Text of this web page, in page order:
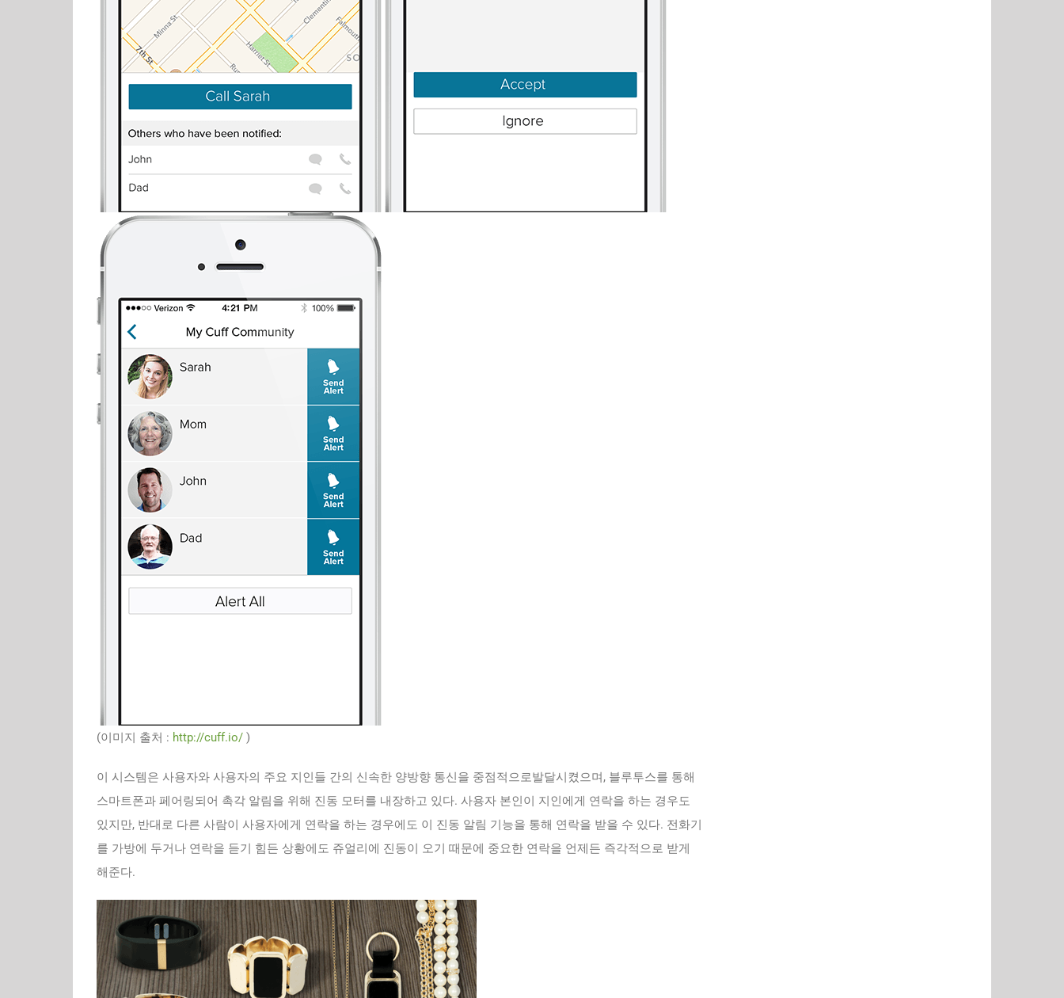
(이미지 출처 : http://cuff.io/ )
이 시스템은 사용자와 사용자의 주요 지인들 간의 신속한 양방향 통신을 중점적으로발달시켰으며, 블루투스를 통해
스마트폰과 페어링되어 촉각 알림을 위해 진동 모터를 내장하고 있다. 사용자 본인이 지인에게 연락을 하는 경우도
있지만, 반대로 다른 사람이 사용자에게 연락을 하는 경우에도 이 진동 알림 기능을 통해 연락을 받을 수 있다. 전화기
를 가방에 두거나 연락을 듣기 힘든 상황에도 쥬얼리에 진동이 오기 때문에 중요한 연락을 언제든 즉각적으로 받게
해준다.